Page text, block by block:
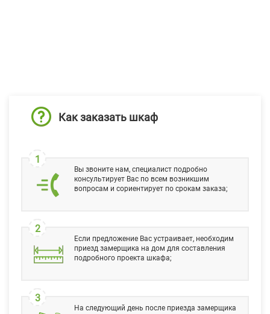
Как заказать шкаф
1
Вы звоните нам, специалист подробно
консультирует Вас по всем возникшим
вопросам и сориентирует по срокам заказа;
2
Если предложение Вас устраивает, необходим
приезд замерщика на дом для составления
подробного проекта шкафа;
3
На следующий день после приезда замерщика